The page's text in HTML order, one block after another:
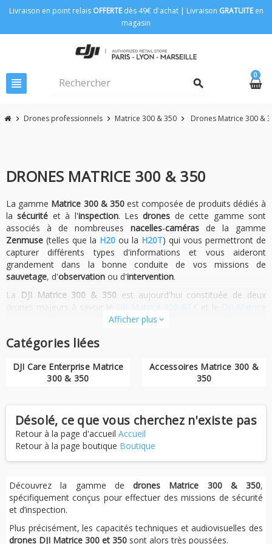
Livraison en point relais OFFERTEdès 49€ d'achat | Livraison GRATUITEen
magasin
view_headline search
0
chevron_right Drones professionnels chevron_right Matrice 300 & 350 chevron_right Drones Matrice 300 &
DRONES MATRICE 300 & 350
La gamme Matrice 300 & 350est composée de produits dédiés à
lasécurité et à l'inspection. Lesdrones de cette gamme sont
associés à de nombreuses nacelles-caméras de la gamme
Zenmuse (telles que la H20 ou la H20T) qui vous permettront de
capturer différents types d'informations et vous aideront
grandement dans la bonne conduite de vos missions de
sauvetage, d'observation ou d'intervention.
La DJI Matrice 300 & 350 est aujourd'hui constituée de deux
. Les DJI Matrice 300 & 350 RTK sont des appareils de type
polyvalentes DJI. Gros porteurs, ils sont puissants, à l'autonomie
Les nacelles-caméras associées à ces drones intègrent divers
pourrez répondre à des besoins spécifiques en comptant sur les
équipes dedéveloppeurs DJIqui programment constamment des
solutions pour répondre aux mieux à vos attentes. Également,
vous vous assurez de mises à jours fréquentes et d'unsupport
Découvrez lesdrones & packs Matrice 300 / 350 RTK.
Afficher plus expand_more
Catégories liées
DJI Care Enterprise Matrice
300 & 350
Accessoires Matrice 300 &
350
Désolé, ce que vous cherchez n'existe pas
Retour à la page d'accueil Accueil
Retour à la page boutique Boutique
Découvrez la gamme de drones Matrice 300 & 350,
spécifiquement conçus pour effectuer des missions de sécurité
et d’inspection.
Plus précisément, les capacités techniques et audiovisuelles des
drones DJI Matrice 300 et 350 sont alors très poussées.